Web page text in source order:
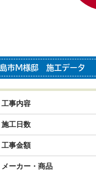
市M様邸 施工データ
工事内容
施工日数
工事金額
メーカー・商品